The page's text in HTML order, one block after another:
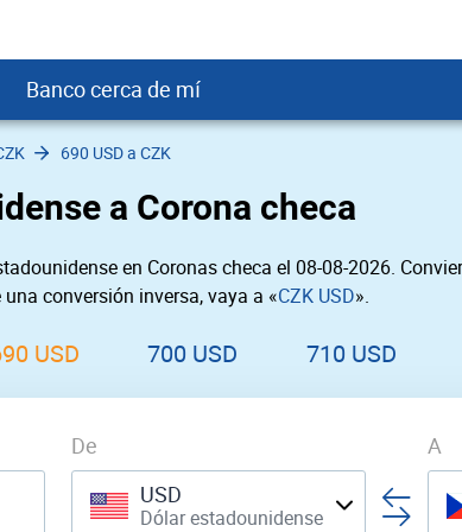
crediticio
Banco cerca de mí
de Mí
Cerca de Mí
de Mí
Cerca de Mí
690 USD a CZK
a Corona checa
en Coronas checa el 08-08-2026.
conversión inversa, vaya a «CZK USD».
USD 700 USD 710 USD
De
USD
Dólar estadounidense
A